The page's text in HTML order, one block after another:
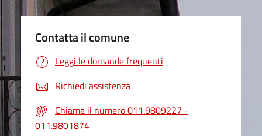
Contatta il comune
Leggi le domande frequenti
Richiedi assistenza
Chiama il numero 011.9809227 -
011.9801874